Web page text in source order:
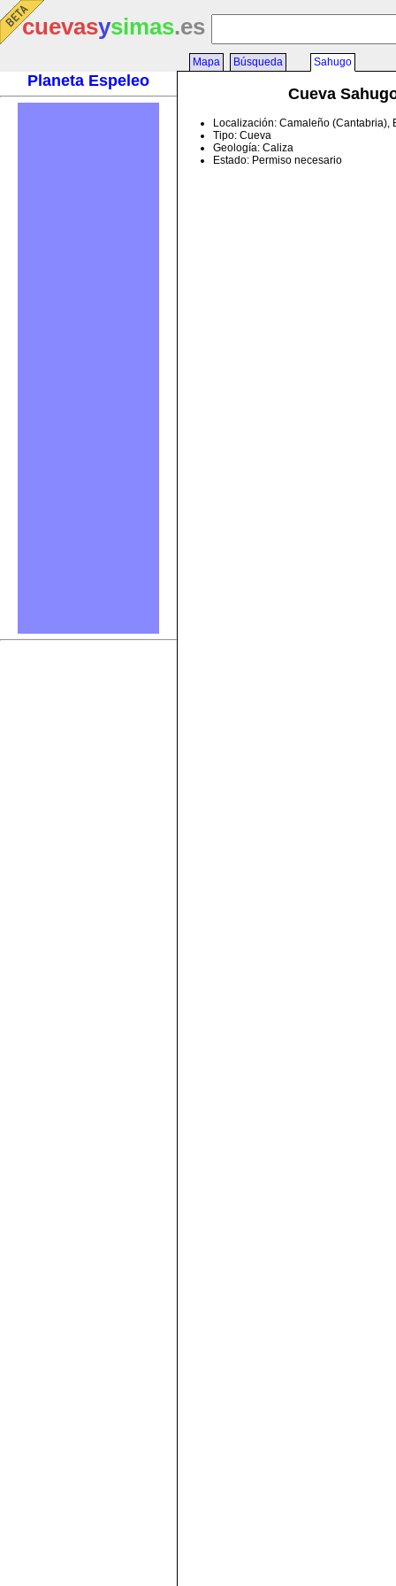
cuevasysimas.es
Planeta Espeleo
Mapa Búsqueda Sahugo
Cueva
Localización: Camaleño (Cantabria),
Tipo: Cueva
Geología: Caliza
Estado: Permiso necesario